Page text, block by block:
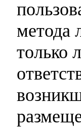
метода
только